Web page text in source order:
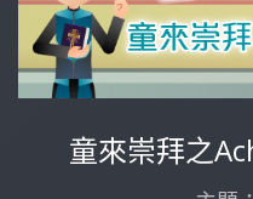
童來崇拜之